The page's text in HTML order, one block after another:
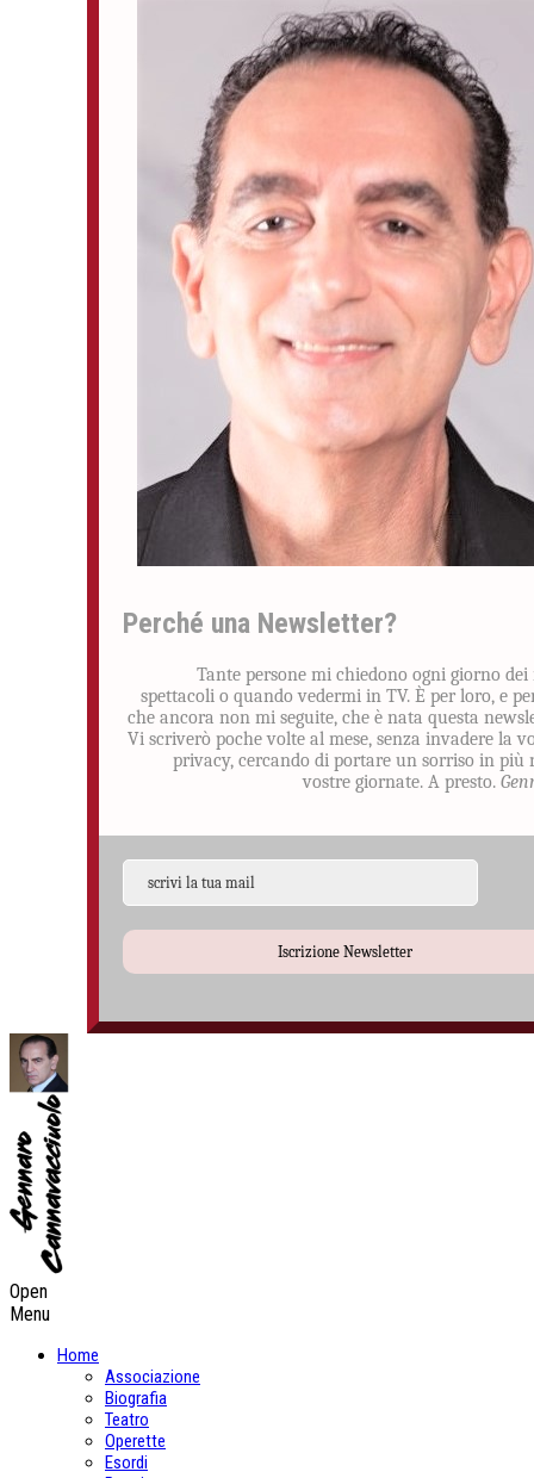
Perché una Newsletter?
Tante persone mi chiedono ogni giorno dei
spettacoli o quando vedermi in TV. È per loro, e
che ancora non mi seguite, che è nata questa
Vi scriverò poche volte al mese, senza invadere la
privacy, cercando di portare un sorriso in più
vostre giornate. A presto.
Iscrizione Newsletter
Open
Menu
Home
Associazione
Biografia
Teatro
Operette
Esordi